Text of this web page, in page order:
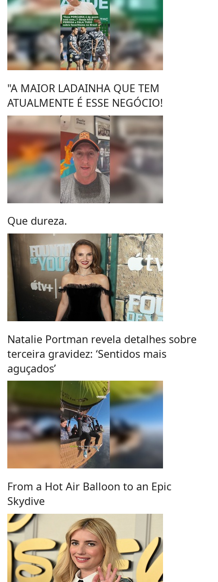
"A MAIOR LADAINHA QUE TEM
ATUALMENTE É ESSE NEGÓCIO!
Que dureza.
Natalie Portman revela detalhes sobre
terceira gravidez: ‘Sentidos mais
aguçados’
From a Hot Air Balloon to an Epic
Skydive